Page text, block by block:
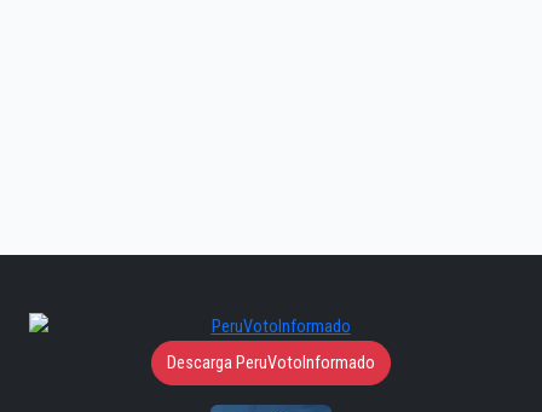
Descarga PeruVotoInformado